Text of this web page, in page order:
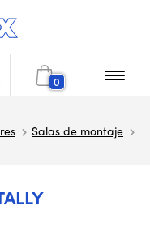
0
Salas de montaje